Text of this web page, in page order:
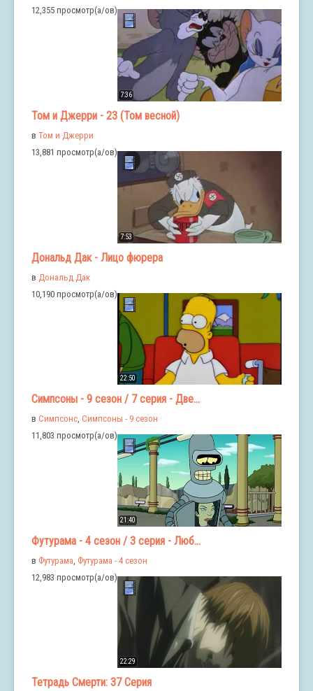
12,355 просмотр(а/ов)
7:36
Том и Джерри - 23 (Том весной)
в Том и Джерри
13,881 просмотр(а/ов)
7:53
Дональд Дак - Лицо фюрера
в Дональд Дак
10,190 просмотр(а/ов)
22:50
Симпсоны - 9 сезон / 7 серия - Две...
в Симпсонс, Симпсоны - 9 сезон
11,803 просмотр(а/ов)
21:40
Футурама - 4 сезон / 3 серия - Люб...
в Футурама Футурама - 4 сезон
12,983 просмотр(а/ов)
22:29
Тетрадь Смерти: 37 Серия